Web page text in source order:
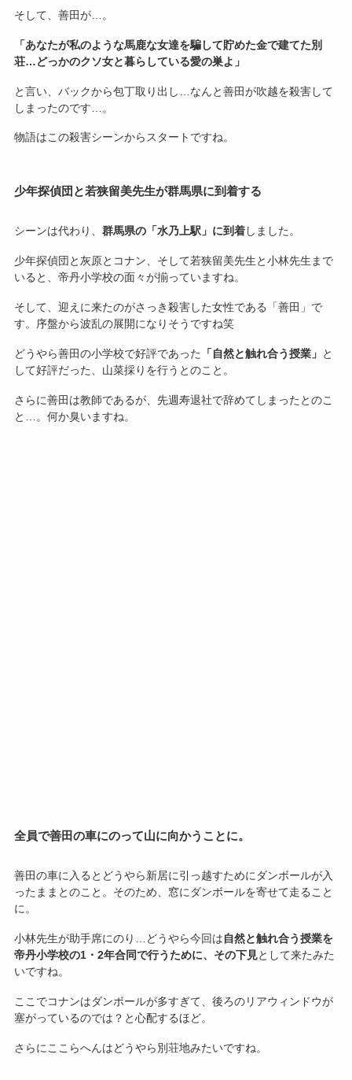
そして、善田が…。
「あなたが私のような馬鹿な女達を騙して貯めた金で建てた別
荘…どっかのクソ女と暮らしている愛の巣よ」
と言い、バックから包丁取り出し…なんと善田が吹越を殺害して
しまったのです…。
物語はこの殺害シーンからスタートですね。
少年探偵団と若狭留美先生が群馬県に到着する
シーンは代わり、 群馬県の「水乃上駅」に到着しました。
少年探偵団と灰原とコナン、そして若狭留美先生と小林先生まで
いると、帝丹小学校の面々が揃っていますね。
そして、迎えに来たのがさっき殺害した女性である「善田」で
す。序盤から波乱の展開になりそうですね笑
どうやら善田の小学校で好評であった 「自然と触れ合う授業」 と
して好評だった、山菜採りを行うとのこと。
さらに善田は教師であるが、先週寿退社で辞めてしまったとのこ
と…。何か臭いますね。
全員で善田の車にのって山に向かうことに。
善田の車に入るとどうやら新居に引っ越すためにダンボールが入
ったままとのこと。そのため、窓にダンボールを寄せて走ること
に。
小林先生が助手席にのり…どうやら今回は自然と触れ合う授業を
帝丹小学校の1・2年合同で行うために、その下見として来たみた
いですね。
ここでコナンはダンボールが多すぎて、後ろのリアウィンドウが
塞がっているのでは？と心配するほど。
さらにここらへんはどうやら別荘地みたいですね。